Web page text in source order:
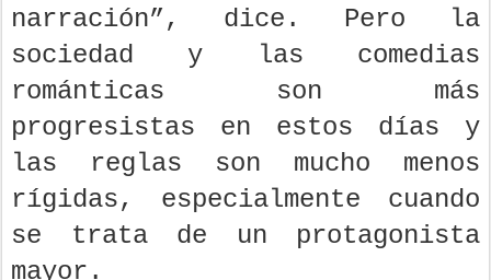
narración”, dice. Pero la
sociedad y las comedias
románticas son más
progresistas en estos días y
las reglas son mucho menos
rígidas, especialmente cuando
se trata de un protagonista
mayor.